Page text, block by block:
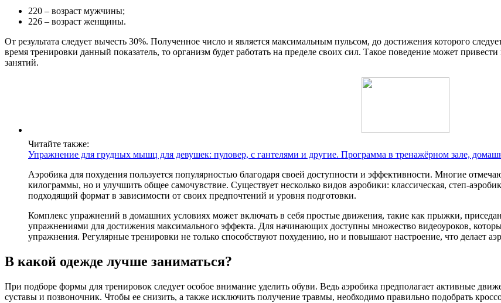
220 – возраст мужчины;
226 – возраст женщины.
От результата следует вычесть 30%. Полученное число и является максимальным пульсом, до достижения которого
время тренировки данный показатель, то организм будет работать на пределе своих сил. Такое поведение может
занятий.
Читайте также:
Упражнение для грудных мышц для девушек: пуловер, с гантелями и другие. Программа в тренажёрном зале,
Аэробика для похудения пользуется популярностью благодаря своей доступности и эффективности. Многие
килограммы, но и улучшить общее самочувствие. Существует несколько видов аэробики: классическая, степ-
подходящий формат в зависимости от своих предпочтений и уровня подготовки.
Комплекс упражнений в домашних условиях может включать в себя простые движения, такие как прыжки,
упражнениями для достижения максимального эффекта. Для начинающих доступны множество видеоуроков,
упражнения. Регулярные тренировки не только способствуют похудению, но и повышают настроение, что делает
В какой одежде лучше заниматься?
При подборе формы для тренировок следует особое внимание уделить обуви. Ведь аэробика предполагает активные
суставы и позвоночник. Чтобы ее снизить, а также исключить получение травмы, необходимо правильно подобрать